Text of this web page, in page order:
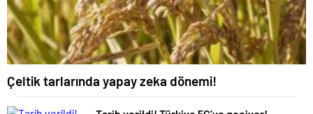
Çeltik tarlarında yapay zeka dönemi!